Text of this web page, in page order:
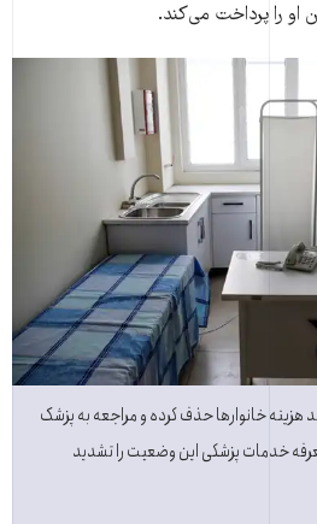
هزینه خانوارها حذف کرده و مراجعه به پزشک
خدمات پزشکی این وضعیت را تشدید